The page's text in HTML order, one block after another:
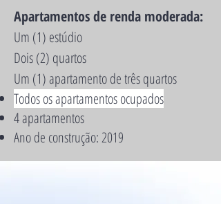
Apartamentos de renda moderada:
Um (1) estúdio
Dois (2) quartos
Um (1) apartamento de três quartos
Todos os apartamentos ocupados
4 apartamentos
Ano de construção: 2019